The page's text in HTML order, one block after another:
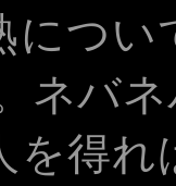
につ
ネバ
を得